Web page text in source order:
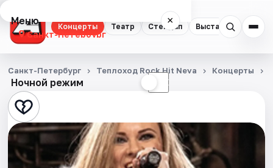
Концерты Театр Стендап Выставки
Меню ×
Санкт-Петербург
Концерты
Театр
Стендап
Выставки
Ночной режим ☾
Санкт-Петербург Теплоход Rock Hit Neva Концерты